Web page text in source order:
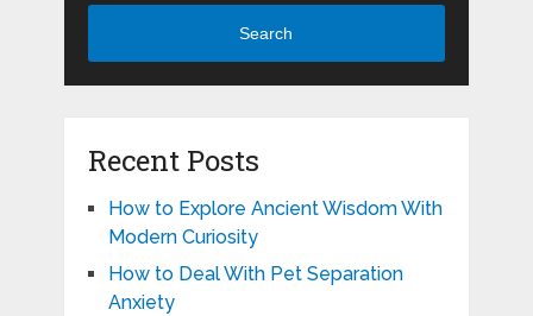
Search
Recent Posts
How to Explore Ancient Wisdom With
Modern Curiosity
How to Deal With Pet Separation
Anxiety